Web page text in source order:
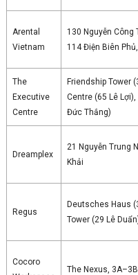
Arental
Vietnam
130 Nguyễn Công
114 Điện Biên Phủ,
The
Executive
Centre
Friendship Tower
Centre (65 Lê
Đức Thắng)
Dreamplex
21 Nguyễn Trung
Khải
Regus
Deutsches Haus
Tower (29 Lê
Cocoro
The Nexus,